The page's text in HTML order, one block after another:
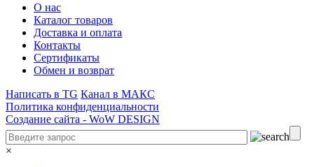
О нас
Каталог товаров
Доставка и оплата
Контакты
Сертификаты
Обмен и возврат
Написать в TG Канал в МАКС
Политика конфиденциальности
Создание сайта - WoW DESIGN
×